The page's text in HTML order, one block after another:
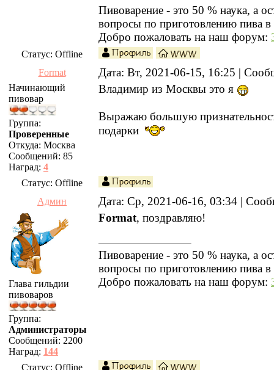
Пивоварение - это 50 % наука, а
вопросы по приготовлению пива
Добро пожаловать на наш форум:
Статус: Offline
Format
Дата: Вт, 2021-06-15, 16:25 |
Начинающий
пивовар
Группа:
Проверенные
Откуда: Москва
Сообщений: 85
Наград: 4
Владимир из Москвы это я
Выражаю большую
подарки
Статус: Offline
Админ
Дата: Ср, 2021-06-16, 03:34 |
Глава гильдии
пивоваров
Группа:
Администраторы
Сообщений: 2200
Наград: 144
Format, поздравляю!
Пивоварение - это 50 % наука, а
вопросы по приготовлению пива
Добро пожаловать на наш форум:
Статус: Offline